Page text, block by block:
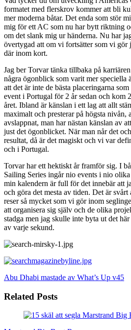
formatet med flerskrov kommer att bli
mer moderna båtar. Det enda som stör
mig för ett AC som nu har bytt riktning
om det slank mig ur händerna. Nu har
övertygad att om vi fortsätter som vi gör
där inom kort.
Jag ber Torvar tänka tillbaka på
några ögonblick som varit mer speciella
att det är inte de bästa placeringarna
event i Portugal för 2 år sedan och kom
året. Ibland är känslan i ett lag att allt
maximalt och presterar på högsta
avslappnat, man har nästan känslan av
just det ögonblicket. När man når det
resultat, då är det magiskt och vi var
och i Portugal.
Torvar har ett hektiskt år framför sig. I
Sailing Series ingår nio events i nio
min kalendern är full för det innebär att
och göra det mesta av tiden. Det är
reser så mycket som vi gör inom
att organisera sig själv och de olika
stadga men jag skulle inte byta ut det
av varje sekund.
Abu Dhabi mastade av What’s Up v45
Related Posts